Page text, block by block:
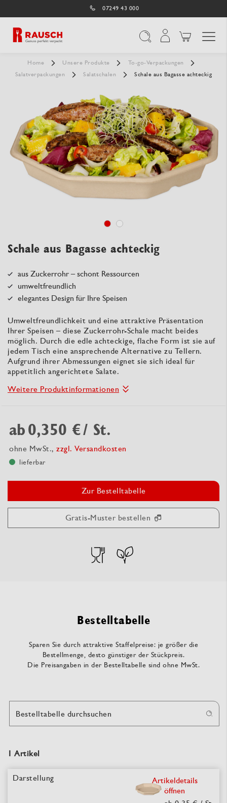
07249 43 000
Home Unsere Produkte
To-go-Verpackungen
Salatverpackungen
Salatschalen Schale aus Bagasse achteckig
Schale aus Bagasse achteckig
aus Zuckerrohr – schont Ressourcen
umweltfreundlich
elegantes Design für Ihre Speisen
Umweltfreundlichkeit und eine attraktive Präsentation
Ihrer Speisen – diese Zuckerrohr-Schale macht beides
möglich. Durch die edle achteckige, flache Form ist sie auf
jedem Tisch eine ansprechende Alternative zu Tellern.
Aufgrund ihrer Abmessungen eignet sie sich ideal für
appetitlich angerichtete Salate.
Weitere Produktinformationen
ab0,350 €/ St.
ohne MwSt., zzgl. Versandkosten
lieferbar
Zur Bestelltabelle
Gratis-Muster bestellen
Bestelltabelle
Sparen Sie durch attraktive Staffelpreise: je größer die
Bestellmenge, desto günstiger der Stückpreis.
Die Preisangaben in der Bestelltabelle sind ohne MwSt.
1 Artikel
Bestelltabelle durchsuchen
Artikeldetails
öffnen